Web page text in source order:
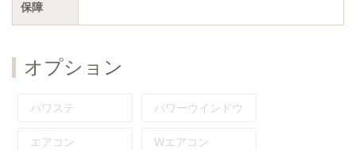
保障
オプション
パワステ パワーウインドウ
エアコン Wエアコン